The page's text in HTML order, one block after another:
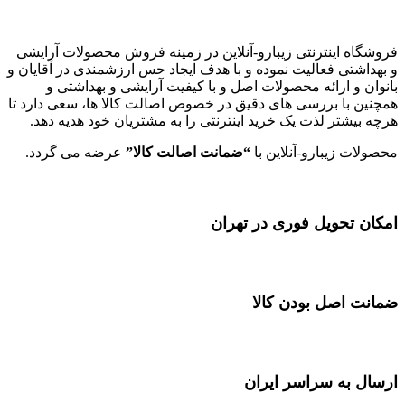
فروشگاه اینترنتی زیبارو-آنلاین در زمینه فروش محصولات آرایشی
و بهداشتی فعالیت نموده و با هدف ایجاد حس ارزشمندی در آقایان و
بانوان و ارائه محصولات اصل و با کیفیت آرایشی و بهداشتی و
همچنین با بررسی های دقیق در خصوص اصالت کالا ها، سعی دارد تا
هرچه بیشتر لذت یک خرید اینترنتی را به مشتریان خود هدیه دهد.
محصولات زیبارو-آنلاین با “ضمانت اصالت کالا” عرضه می گردد.
امکان تحویل فوری در تهران
ضمانت اصل بودن کالا
ارسال به سراسر ایران